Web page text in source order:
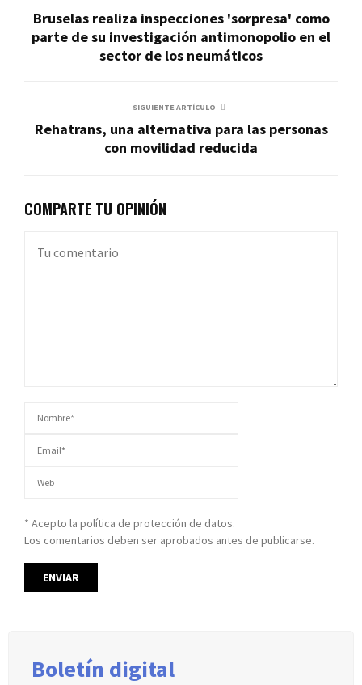
Bruselas realiza inspecciones 'sorpresa' como
parte de su investigación antimonopolio en el
sector de los neumáticos
SIGUIENTE ARTÍCULO
Rehatrans, una alternativa para las personas
con movilidad reducida
COMPARTE TU OPINIÓN
* Acepto la política de protección de datos.
Los comentarios deben ser aprobados antes de publicarse.
Boletín digital